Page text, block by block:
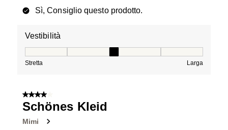
Sì, Consiglio questo prodotto.
Vestibilità
Stretta Larga
4 su 5 stelle.
Schönes Kleid
Mimi